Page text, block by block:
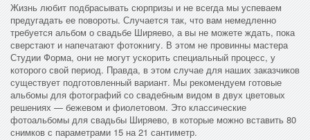
Жизнь любит подбрасывать сюрпризы и не всегда мы успеваем
предугадать ее повороты. Случается так, что вам немедленно
требуется альбом о свадьбе Ширяево, а вы не можете ждать, пока
сверстают и напечатают фотокнигу. В этом не провинны мастера
Студии Форма, они не могут ускорить специальный процесс, у
которого свой период. Правда, в этом случае для наших заказчиков
существует подготовленный вариант. Мы рекомендуем готовые
альбомы для фотографий со свадебным видом в двух цветовых
решениях — бежевом и фиолетовом. Это классические
фотоальбомы для свадьбы Ширяево, в которые можно вставить 80
снимков с параметрами 15 на 21 сантиметр.